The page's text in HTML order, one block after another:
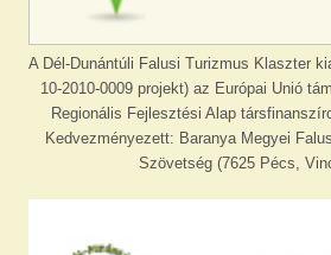
A Dél-Dunántúli Falusi Turizmus Klaszter
10-2010-0009 projekt) az Európai Unió
Regionális Fejlesztési Alap
Kedvezményezett: Baranya Megyei
Szövetség (7625 Pécs,